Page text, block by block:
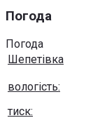
Погода
Погода
Шепетівка
вологість:
тиск: